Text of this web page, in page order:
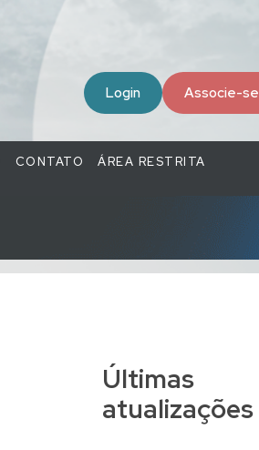
Login Associe-se
CONTATO ÁREA RESTRITA
Últimas
atualizações